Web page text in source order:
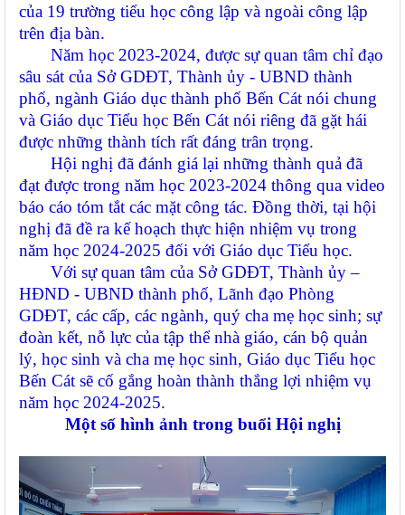
của 19 trường tiểu học công lập và ngoài công lập
trên địa bàn.
Năm học 2023-2024, được sự quan tâm chỉ đạo
sâu sát của Sở GDĐT, Thành ủy - UBND thành
phố, ngành Giáo dục thành phố Bến Cát nói chung
và Giáo dục Tiểu học Bến Cát nói riêng đã gặt hái
được những thành tích rất đáng trân trọng.
Hội nghị đã đánh giá lại những thành quả đã
đạt được trong năm học 2023-2024 thông qua video
báo cáo tóm tắt các mặt công tác. Đồng thời, tại hội
nghị đã đề ra kế hoạch thực hiện nhiệm vụ trong
năm học 2024-2025 đối với Giáo dục Tiểu học.
Với sự quan tâm của Sở GDĐT, Thành ủy –
HĐND - UBND thành phố, Lãnh đạo Phòng
GDĐT, các cấp, các ngành, quý cha mẹ học sinh; sự
đoàn kết, nỗ lực của tập thể nhà giáo, cán bộ quản
lý, học sinh và cha mẹ học sinh, Giáo dục Tiểu học
Bến Cát sẽ cố gắng hoàn thành thắng lợi nhiệm vụ
năm học 2024-2025.
Một số hình ảnh trong buổi Hội nghị